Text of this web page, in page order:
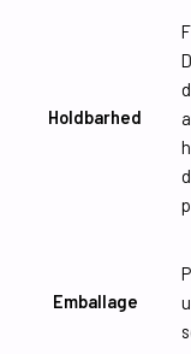
Holdbarhed
Emballage